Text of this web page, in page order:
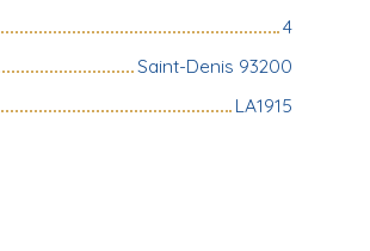
4
Saint-Denis 93200
LA1915